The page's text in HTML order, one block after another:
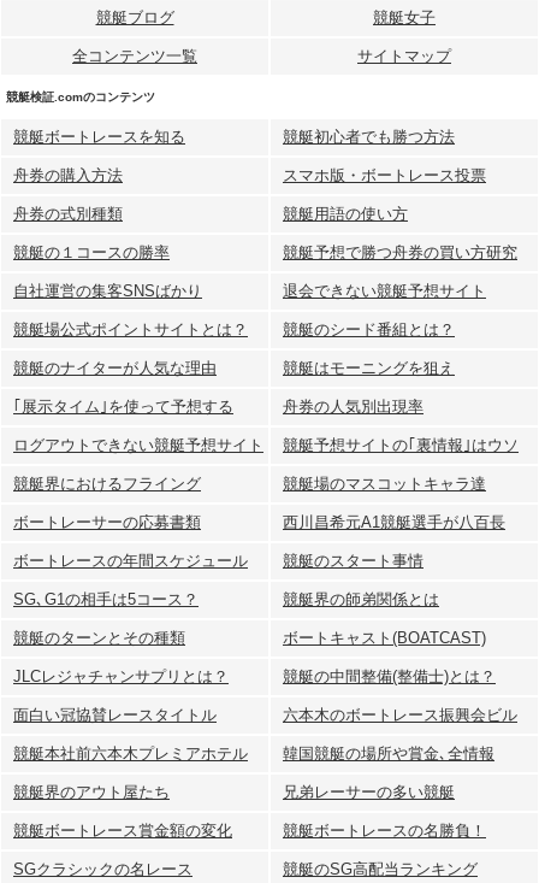
競艇ブログ 競艇女子
全コンテンツ一覧 サイトマップ
競艇検証.comのコンテンツ
競艇ボートレースを知る 競艇初心者でも勝つ方法
舟券の購入方法 スマホ版・ボートレース投票
舟券の式別種類 競艇用語の使い方
競艇の１コースの勝率 競艇予想で勝つ舟券の買い方研究
自社運営の集客SNSばかり 退会できない競艇予想サイト
競艇場公式ポイントサイトとは？ 競艇のシード番組とは？
競艇のナイターが人気な理由 競艇はモーニングを狙え
｢展示タイム｣を使って予想する 舟券の人気別出現率
ログアウトできない競艇予想サイト 競艇予想サイトの｢裏情報｣はウソ
競艇界におけるフライング 競艇場のマスコットキャラ達
ボートレーサーの応募書類 西川昌希元A1競艇選手が八百長
ボートレースの年間スケジュール 競艇のスタート事情
SG､G1の相手は5コース？ 競艇界の師弟関係とは
競艇のターンとその種類 ボートキャスト(BOATCAST)
JLCレジャチャンサプリとは？ 競艇の中間整備(整備士)とは？
面白い冠協賛レースタイトル 六本木のボートレース振興会ビル
競艇本社前六本木プレミアホテル 韓国競艇の場所や賞金､全情報
競艇界のアウト屋たち 兄弟レーサーの多い競艇
競艇ボートレース賞金額の変化 競艇ボートレースの名勝負！
SGクラシックの名レース 競艇のSG高配当ランキング